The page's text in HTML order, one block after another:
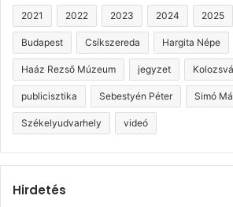
2021 2022 2023 2024 2025
Budapest Csíkszereda Hargita Népe
Haáz Rezső Múzeum jegyzet
publicisztika Sebestyén Péter Simó
Székelyudvarhely videó
Hirdetés